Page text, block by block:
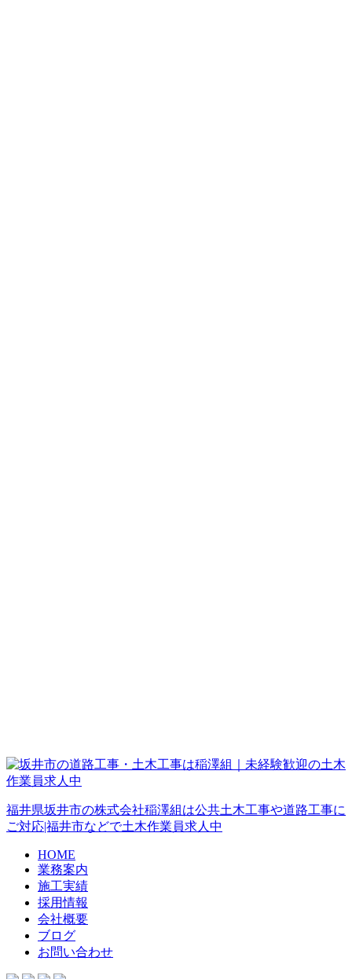
福井県坂井市の株式会社稲澤組は公共土木工事や道路工事に
ご対応|福井市などで土木作業員求人中
HOME
業務案内
施工実績
採用情報
会社概要
ブログ
お問い合わせ